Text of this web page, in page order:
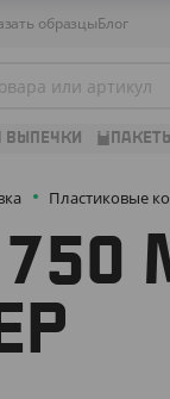
образцыБлог
ВЫПЕЧКИ ПАКЕТЫ
Пластиковые